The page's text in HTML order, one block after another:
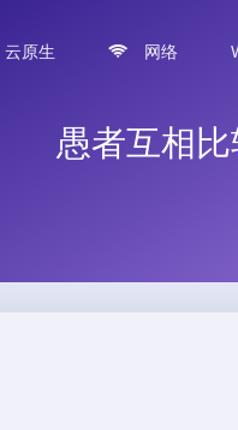
云原生 网络
愚者互相